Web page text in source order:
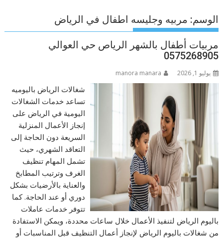
الوسم: مربيه وجليسه اطفال في الرياض
مربيات أطفال بالشهر الرياص حي العوالي
0575268905
يوليو 1, 2026 manora manara
شغالات الرياض باليوميه
تساعد خدمات الشغالات
اليومية في الرياض على
إنجاز الأعمال المنزلية
السريعة دون الحاجة إلى
التعاقد الشهري، حيث
تشمل المهام تنظيف
الغرف وترتيب المطابخ
والعناية بالأرضيات بشكل
دوري أو عند الحاجة. كما
تتوفر خدمات عاملات
باليوم الرياض لتنفيذ الأعمال خلال ساعات محددة، ويمكن الاستفادة
من شغالات باليوم الرياض لإنجاز أعمال التنظيف قبل المناسبات أو